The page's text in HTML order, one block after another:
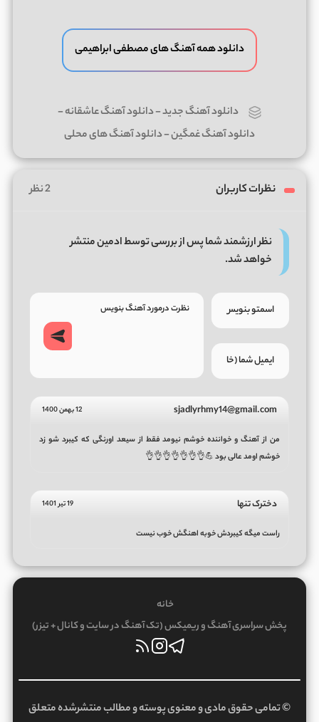
دانلود همه آهنگ های مصطفی ابراهیمی
دانلود آهنگ جدید-دانلود آهنگ عاشقانه-
دانلود آهنگ غمگین-دانلود آهنگ های محلی
نظرات کاربران 2 نظر
نظر ارزشمند شما پس از بررسی توسط ادمین منتشر
خواهد شد.
sjadlyrhmy14@gmail.com 12 بهمن 1400
من از آهنگ و خواننده خوشم نیومد فقط از سیعد اورنگی که کیبرد شو زد
خوشم اومد عالی بود 💪👌👌👌👌👌👌👌
دخترک تنها 19 تیر 1401
راست میگه کیبردش خوبه اهنگش خوب نیست
خانه
پخش سراسری آهنگ و ریمیکس (تک آهنگ در سایت و کانال + تیزر)
© تمامی حقوق مادی و معنوی پوسته و مطالب منتشرشده متعلق